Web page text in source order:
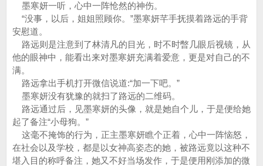
墨寒妍一听，心中一阵怆然的神伤。
“没事，以后，姐姐照顾你。”墨寒妍芊手抚摸着路远的手背
安慰道。
路远则是注意到了林清凡的目光，时不时暼几眼后视镜，从
他的眼神中，能看出来对墨寒妍充满着爱意，更是对自己的不
满。
路远拿出手机打开微信说道:“加一下吧。”
墨寒妍没有犹豫的就扫了路远的二维码。
路远通过后，见墨寒妍的头像，就是她自个儿，于是便给她
起了备注“小母狗。”
这毫不掩饰的行为，正主墨寒妍瞧个正着，心中一阵恼怒，
在社会以及学校，都是以女神高姿态的她，被路远竟以这种不
堪入目的称呼备注，她又不好当场发作，于是便用刚添加的微